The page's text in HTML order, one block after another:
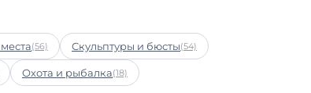
(56) Скульптуры и бюсты(54)
Охота и рыбалка(18)